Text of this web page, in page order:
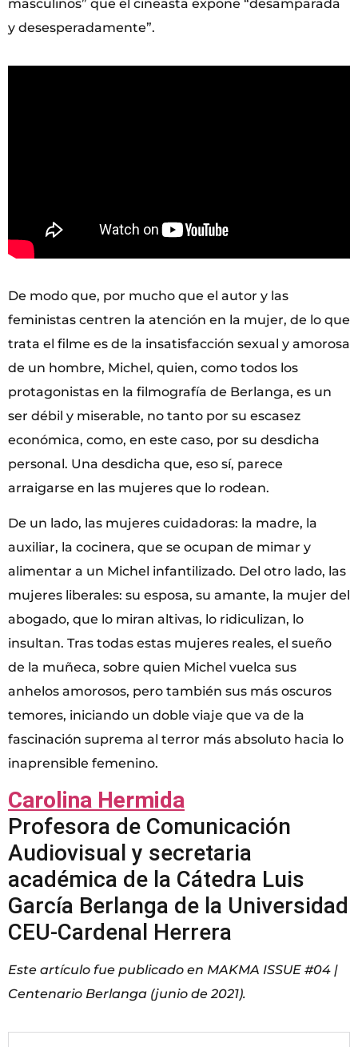
masculinos” que el cineasta expone “desamparada
y desesperadamente”.
De modo que, por mucho que el autor y las
feministas centren la atención en la mujer, de lo que
trata el filme es de la insatisfacción sexual y amorosa
de un hombre, Michel, quien, como todos los
protagonistas en la filmografía de Berlanga, es un
ser débil y miserable, no tanto por su escasez
económica, como, en este caso, por su desdicha
personal. Una desdicha que, eso sí, parece
arraigarse en las mujeres que lo rodean.
De un lado, las mujeres cuidadoras: la madre, la
auxiliar, la cocinera, que se ocupan de mimar y
alimentar a un Michel infantilizado. Del otro lado, las
mujeres liberales: su esposa, su amante, la mujer del
abogado, que lo miran altivas, lo ridiculizan, lo
insultan. Tras todas estas mujeres reales, el sueño
de la muñeca, sobre quien Michel vuelca sus
anhelos amorosos, pero también sus más oscuros
temores, iniciando un doble viaje que va de la
fascinación suprema al terror más absoluto hacia lo
inaprensible femenino.
Carolina Hermida
Profesora de Comunicación
Audiovisual y secretaria
académica de la Cátedra Luis
García Berlanga de la Universidad
CEU-Cardenal Herrera
Este artículo fue publicado en MAKMA ISSUE #04 |
Centenario Berlanga (junio de 2021).